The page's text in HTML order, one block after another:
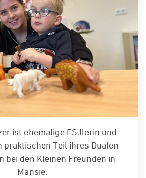
ist ehemalige FSJlerin und
praktischen Teil ihres Dualen
bei den Kleinen Freunden in
Mansie.